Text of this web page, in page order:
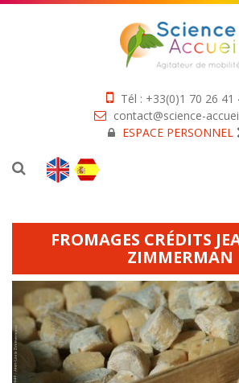
Tél : +33(0)1 70 26 41
contact@science-
ESPACE PERSONNEL
FROMAGES CRÉDITS
ZIMMERMAN